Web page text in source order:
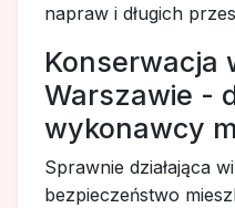
napraw i długich
Konserwacja
Warszawie -
wykonawcy
Sprawnie działająca
bezpieczeństwo